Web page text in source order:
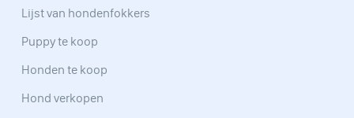
Lijst van hondenfokkers
Puppy te koop
Honden te koop
Hond verkopen